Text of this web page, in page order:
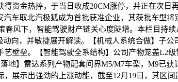
资金热捧，于当日收成20CM涨停，并正在次日
车取北汽极狐成为首批获准企业，其获批车型
风下，智能驾驶财产链关心度陡增。本栏目持
向，并敏捷展开解读。【机械人系统合做】子公
壁垒。【智能驾驶全系结构】公司产物笼盖L2
地】雷达系列产物配套问界M5/M7车型，M9已
展示出强劲的上涨动能，截至12月19日，其区